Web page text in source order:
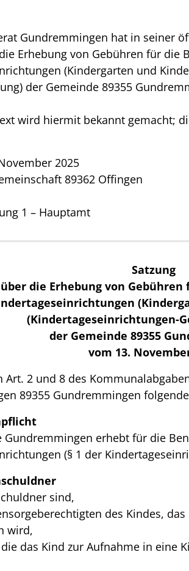
Gundremmingen hat in seiner
Erhebung von Gebühren für die
(Kindergarten und
der Gemeinde 89355
wird hiermit bekannt gemacht;
2025
89362 Offingen
1 – Hauptamt
Satzung
über die Erhebung von
(Kindertageseinrichtungen-
der Gemeinde 89355
vom 13.
Art. 2 und 8 des
89355 Gundremmingen
Gundremmingen erhebt für die
(§ 1 der
sind,
des Kindes,
wird,
das Kind zur Aufnahme in eine